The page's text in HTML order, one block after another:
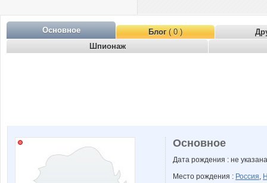
Основное Блог( 0 )
Шпионаж
Основное
Дата рождения : не указана
Место рождения : Россия,